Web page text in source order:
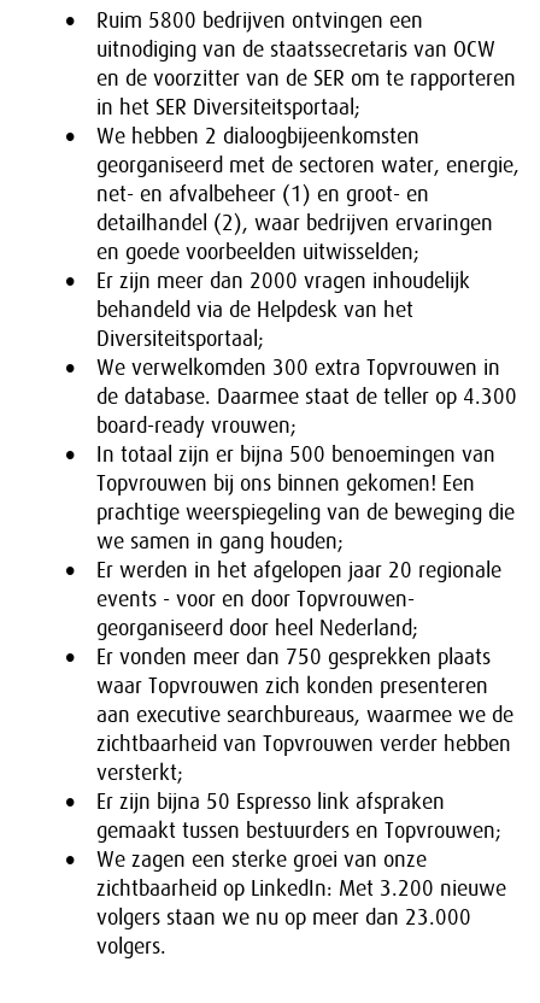
Ruim 5800 bedrijven ontvingen een
uitnodiging van de staatssecretaris van OCW
en de voorzitter van de SER om te rapporteren
in het SER Diversiteitsportaal;
We hebben 2 dialoogbijeenkomsten
georganiseerd met de sectoren water, energie,
net- en afvalbeheer (1) en groot- en
detailhandel (2), waar bedrijven ervaringen
en goede voorbeelden uitwisselden;
Er zijn meer dan 2000 vragen inhoudelijk
behandeld via de Helpdesk van het
Diversiteitsportaal;
We verwelkomden 300 extra Topvrouwen in
de database. Daarmee staat de teller op 4.300
board-ready vrouwen;
In totaal zijn er bijna 500 benoemingen van
Topvrouwen bij ons binnen gekomen! Een
prachtige weerspiegeling van de beweging die
we samen in gang houden;
Er werden in het afgelopen jaar 20 regionale
events - voor en door Topvrouwen-
georganiseerd door heel Nederland;
Er vonden meer dan 750 gesprekken plaats
waar Topvrouwen zich konden presenteren
aan executive searchbureaus, waarmee we de
zichtbaarheid van Topvrouwen verder hebben
versterkt;
Er zijn bijna 50 Espresso link afspraken
gemaakt tussen bestuurders en Topvrouwen;
We zagen een sterke groei van onze
zichtbaarheid op LinkedIn: Met 3.200 nieuwe
volgers staan we nu op meer dan 23.000
volgers.